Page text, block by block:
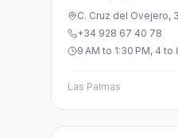
C. Cruz del Ovejero,
España
+34 928 67 40 78
9 AM to 1:30 PM, 4 to
Las Palmas